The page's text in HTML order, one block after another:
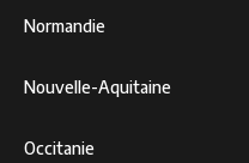
Normandie
Nouvelle-Aquitaine
Occitanie